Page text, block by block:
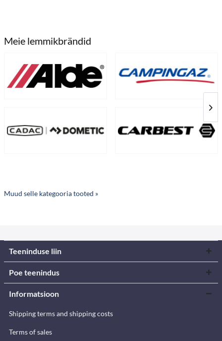
Meie lemmikbrändid
Muud selle kategooria tooted »
Teeninduse liin
Poe teenindus
Informatsioon
Shipping terms and shipping costs
Terms of sales